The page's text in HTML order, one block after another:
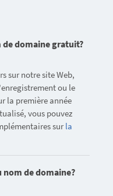
de domaine gratuit?
sur notre site Web,
ou le
la première année
vous pouvez
sur la
de domaine?